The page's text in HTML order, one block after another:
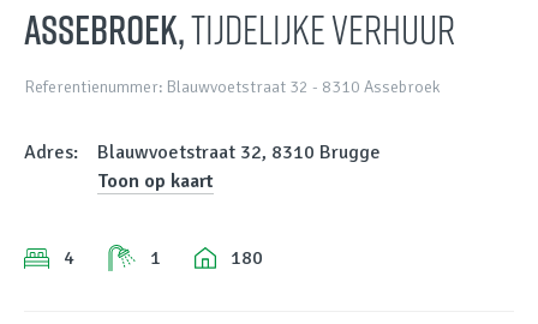
ASSEBROEK,tijdelijke verhuur
Referentienummer: Blauwvoetstraat 32 - 8310 Assebroek
Adres:
Blauwvoetstraat 32, 8310 Brugge
Toon op kaart
4 1 180